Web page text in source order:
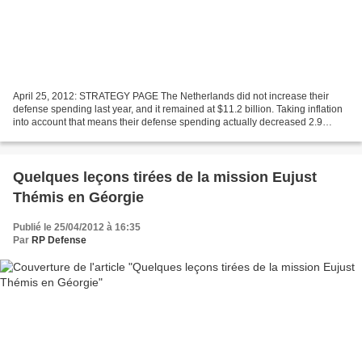
April 25, 2012: STRATEGY PAGE The Netherlands did not increase their
defense spending last year, and it remained at $11.2 billion. Taking inflation
into account that means their defense spending actually decreased 2.9
Quelques leçons tirées de la mission Eujust
Thémis en Géorgie
Publié le 25/04/2012 à 16:35
Par RP Defense